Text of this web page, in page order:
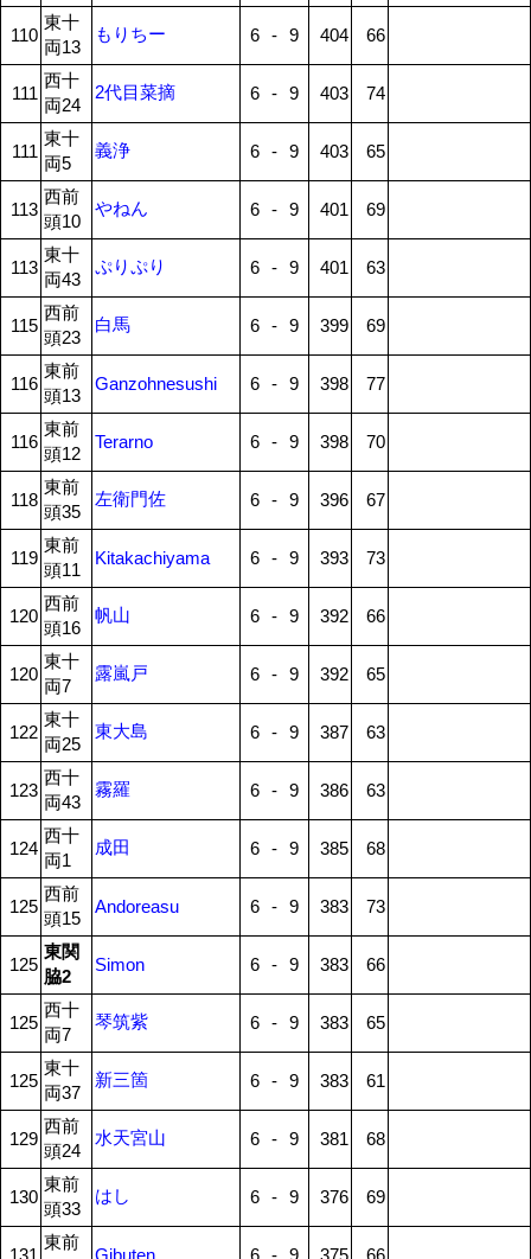
110
東十
両13
もりちー 6 - 9 404 66
111
西十
両24
2代目菜摘 6 - 9 403 74
111
東十
両5
義浄 6 - 9 403 65
113
西前
頭10
やねん 6 - 9 401 69
113
東十
両43
ぷりぷり 6 - 9 401 63
115
西前
頭23
白馬 6 - 9 399 69
116
東前
頭13
Ganzohnesushi 6 - 9 398 77
116
東前
頭12
Terarno 6 - 9 398 70
118
東前
頭35
左衛門佐 6 - 9 396 67
119
東前
頭11
Kitakachiyama 6 - 9 393 73
120
西前
頭16
帆山 6 - 9 392 66
120
東十
両7
露嵐戸 6 - 9 392 65
122
東十
両25
東大島 6 - 9 387 63
123
西十
両43
霧羅 6 - 9 386 63
124
西十
両1
成田 6 - 9 385 68
125
西前
頭15
Andoreasu 6 - 9 383 73
125
東関
脇2
Simon 6 - 9 383 66
125
西十
両7
琴筑紫 6 - 9 383 65
125
東十
両37
新三箇 6 - 9 383 61
129
西前
頭24
水天宮山 6 - 9 381 68
130
東前
頭33
はし 6 - 9 376 69
131
東前
Gibuten 6 - 9 375 66